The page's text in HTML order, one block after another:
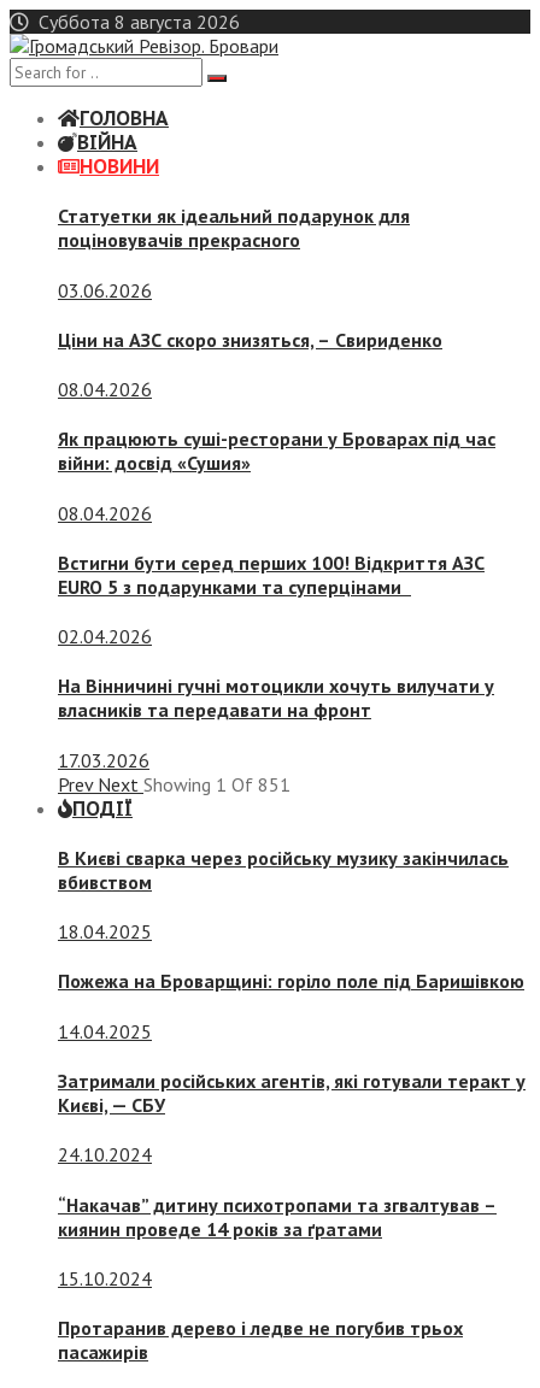
Skip
to
content
Суббота 8 августа 2026
ГОЛОВНА
ВІЙНА
НОВИНИ
Статуетки як ідеальний подарунок для
поціновувачів прекрасного
03.06.2026
Ціни на АЗС скоро знизяться, – Свириденко
08.04.2026
Як працюють суші-ресторани у Броварах під час
війни: досвід «Сушия»
08.04.2026
Встигни бути серед перших 100! Відкриття АЗС
EURO 5 з подарунками та суперцінами
02.04.2026
На Вінничині гучні мотоцикли хочуть вилучати у
власників та передавати на фронт
17.03.2026
Prev Next Showing 1 Of 851
ПОДІЇ
В Києві сварка через російську музику закінчилась
вбивством
18.04.2025
Пожежа на Броварщині: горіло поле під Баришівкою
14.04.2025
Затримали російських агентів, які готували теракт у
Києві, — СБУ
24.10.2024
“Накачав” дитину психотропами та згвалтував –
киянин проведе 14 років за ґратами
15.10.2024
Протаранив дерево і ледве не погубив трьох
пасажирів